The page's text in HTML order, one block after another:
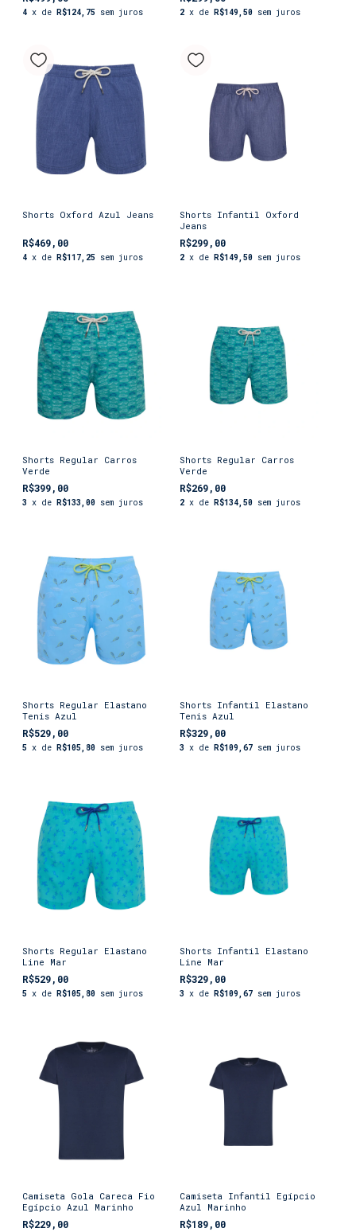
4 x de R$124,75 sem juros 2 x de R$149,50 sem juros
Shorts Oxford Azul Jeans
R$469,00
4 x de R$117,25 sem juros
Shorts Infantil Oxford
Jeans
R$299,00
2 x de R$149,50 sem juros
Shorts Regular Carros
Verde
R$399,00
3 x de R$133,00 sem juros
Shorts Regular Carros
Verde
R$269,00
2 x de R$134,50 sem juros
Shorts Regular Elastano
Tenis Azul
R$529,00
5 x de R$105,80 sem juros
Shorts Infantil Elastano
Tenis Azul
R$329,00
3 x de R$109,67 sem juros
Shorts Regular Elastano
Line Mar
R$529,00
5 x de R$105,80 sem juros
Shorts Infantil Elastano
Line Mar
R$329,00
3 x de R$109,67 sem juros
Camiseta Gola Careca Fio
Egípcio Azul Marinho
R$229,00
Camiseta Infantil Egípcio
Azul Marinho
R$189,00